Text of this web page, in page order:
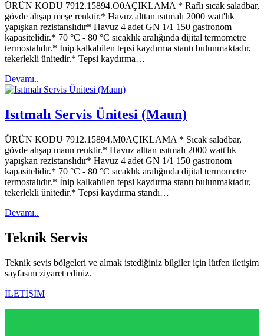
ÜRÜN KODU 7912.15894.O0AÇIKLAMA * Raflı sıcak saladbar,
gövde ahşap meşe renktir.* Havuz alttan ısıtmalı 2000 watt'lık
yapışkan rezistanslıdır* Havuz 4 adet GN 1/1 150 gastronom
kapasitelidir.* 70 °C - 80 °C sıcaklık aralığında dijital termometre
termostalıdır.* İnip kalkabilen tepsi kaydırma stantı bulunmaktadır,
tekerlekli ünitedir.* Tepsi kaydırma…
Devamı..
Isıtmalı Servis Ünitesi (Maun)
ÜRÜN KODU 7912.15894.M0AÇIKLAMA * Sıcak saladbar,
gövde ahşap maun renktir.* Havuz alttan ısıtmalı 2000 watt'lık
yapışkan rezistanslıdır* Havuz 4 adet GN 1/1 150 gastronom
kapasitelidir.* 70 °C - 80 °C sıcaklık aralığında dijital termometre
termostalıdır.* İnip kalkabilen tepsi kaydırma stantı bulunmaktadır,
tekerlekli ünitedir.* Tepsi kaydırma standı…
Devamı..
Teknik Servis
Teknik sevis bölgeleri ve almak istediğiniz bilgiler için lütfen iletişim
sayfasını ziyaret ediniz.
İLETİŞİM